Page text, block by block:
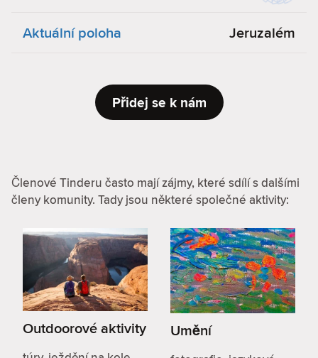
Aktuální poloha Jeruzalém
Přidej se k nám
Členové Tinderu často mají zájmy, které sdílí s dalšími
členy komunity. Tady jsou některé společné aktivity:
Outdoorové aktivity Umění